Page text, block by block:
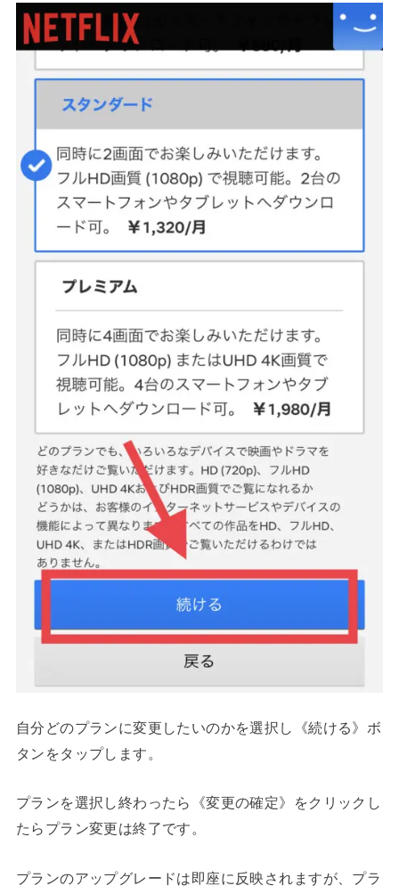
自分どのプランに変更したいのかを選択し《続ける》ボ
タンをタップします。
プランを選択し終わったら《変更の確定》をクリックし
たらプラン変更は終了です。
プランのアップグレードは即座に反映されますが、プラ